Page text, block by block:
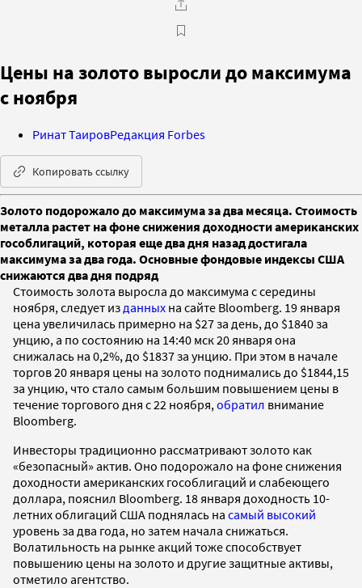
Цены на золото выросли до максимума
с ноября
Ринат ТаировРедакция Forbes
Копировать ссылку
Золото подорожало до максимума за два месяца. Стоимость
металла растет на фоне снижения доходности американских
гособлигаций, которая еще два дня назад достигала
максимума за два года. Основные фондовые индексы США
снижаются два дня подряд
Стоимость золота выросла до максимума с середины
ноября, следует из данных на сайте Bloomberg. 19 января
цена увеличилась примерно на $27 за день, до $1840 за
унцию, а по состоянию на 14:40 мск 20 января она
снижалась на 0,2%, до $1837 за унцию. При этом в начале
торгов 20 января цены на золото поднимались до $1844,15
за унцию, что стало самым большим повышением цены в
течение торгового дня с 22 ноября, обратил внимание
Bloomberg.
Инвесторы традиционно рассматривают золото как
«безопасный» актив. Оно подорожало на фоне снижения
доходности американских гособлигаций и слабеющего
доллара, пояснил Bloomberg. 18 января доходность 10-
летних облигаций США поднялась на самый высокий
уровень за два года, но затем начала снижаться.
Волатильность на рынке акций тоже способствует
повышению цены на золото и другие защитные активы,
отметило агентство.